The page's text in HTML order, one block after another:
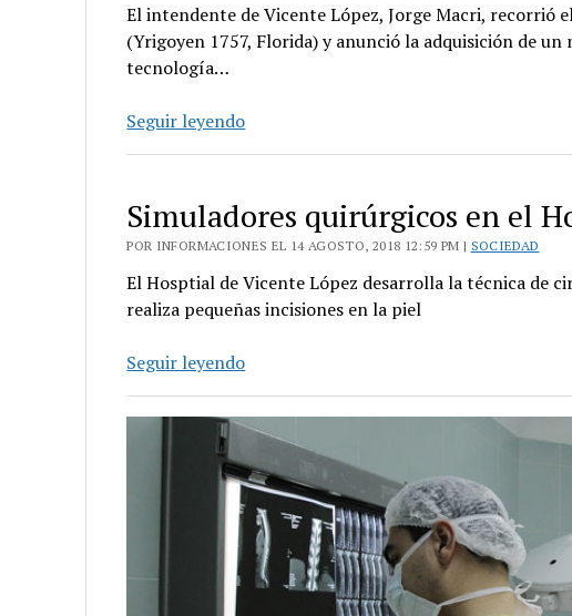
El intendente de Vicente López, Jorge Macri, recorrió
(Yrigoyen 1757, Florida) y anunció la adquisición de
tecnología…
Seguir leyendoNuevo
tecnología
en
el
Hospital
Simuladores quirúrgicos en el
POR INFORMACIONES EL 14 AGOSTO, 2018 12:59 PM | SOCIEDAD
El Hosptial de Vicente López desarrolla la técnica de
realiza pequeñas incisiones en la piel
Seguir leyendoSimuladores
en
el
Hospital
Houssay